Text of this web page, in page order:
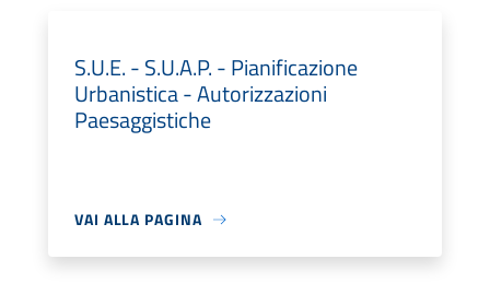
S.U.E. - S.U.A.P. - Pianificazione
Urbanistica - Autorizzazioni
Paesaggistiche
VAI ALLA PAGINA